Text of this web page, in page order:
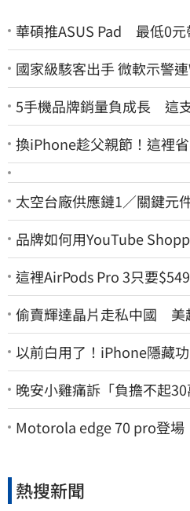
華碩推ASUS Pad 最低0元
國家級駭客出手 微軟示警
5手機品牌銷量負成長 這
換iPhone趁父親節！這裡
太空台廠供應鏈1／關鍵元
品牌如何用YouTube
這裡AirPods Pro 3只要
偷賣輝達晶片走私中國 美
以前白用了！iPhone隱藏
晚安小雞痛訴「負擔不起
崩潰：不接受漫天要價
Motorola edge 70 pro登
熱搜新聞